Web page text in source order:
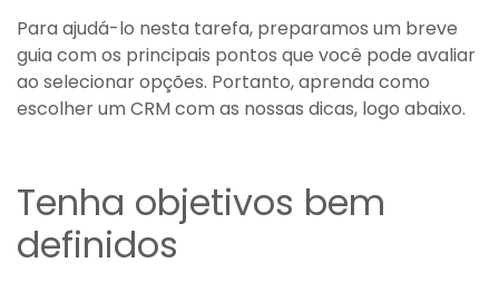
Para ajudá-lo nesta tarefa, preparamos um breve
guia com os principais pontos que você pode avaliar
ao selecionar opções. Portanto, aprenda como
escolher um CRM com as nossas dicas, logo abaixo.
Tenha objetivos bem
definidos